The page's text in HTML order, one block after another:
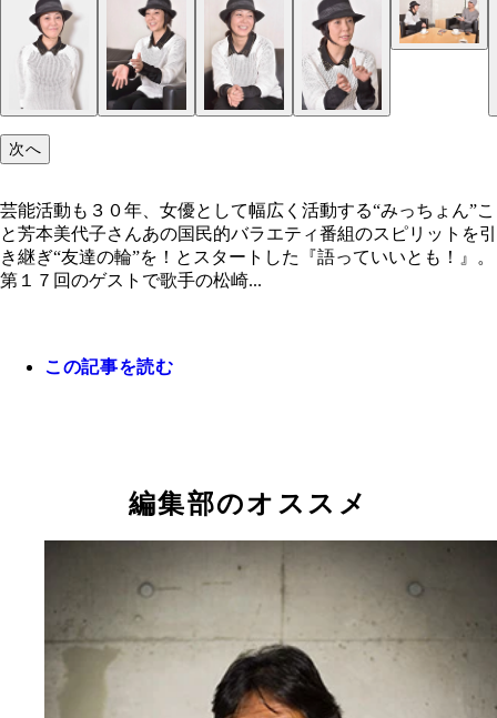
次へ
芸能活動も３０年、女優として幅広く活動する“みっちょん”こ
と芳本美代子さんあの国民的バラエティ番組のスピリットを引
き継ぎ“友達の輪”を！とスタートした『語っていいとも！』。
第１７回のゲストで歌手の松崎...
この記事を読む
編集部のオススメ